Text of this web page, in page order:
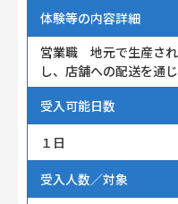
体験等の内容詳細
営業職 地元で生産さ
し、店舗への配送を通
受入可能日数
１日
受入人数／対象